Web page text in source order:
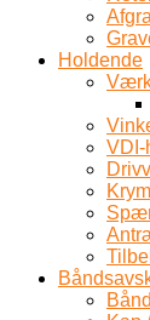
Holdende
VDI-